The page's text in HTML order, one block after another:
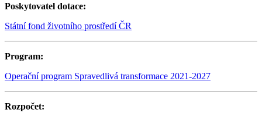
Poskytovatel dotace:
Státní fond životního prostředí ČR
Program:
Operační program Spravedlivá transformace 2021-2027
Rozpočet: